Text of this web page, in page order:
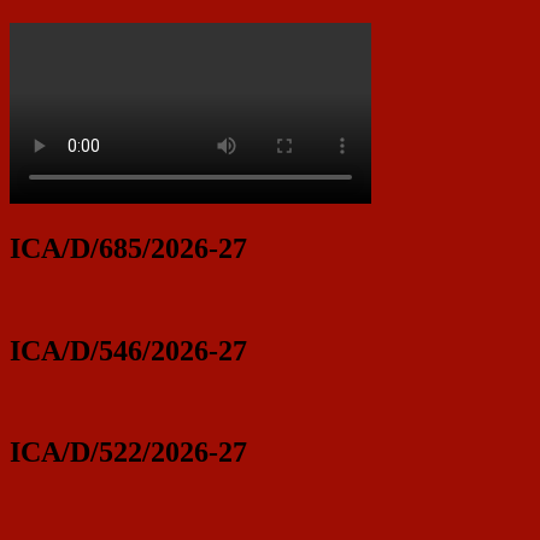
ICA/D/685/2026-27
ICA/D/546/2026-27
ICA/D/522/2026-27